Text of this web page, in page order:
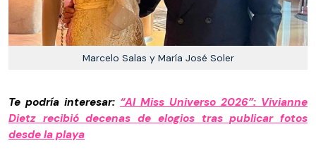
Marcelo Salas y María José Soler
Te podría interesar: “Al Miss Universo 2026”: Vivianne
Dietz recibió decenas de elogios tras publicar fotos
desde la playa